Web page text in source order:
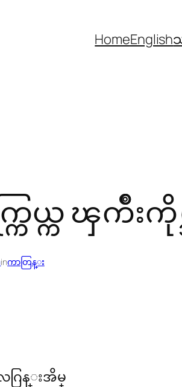
HomeEnglish
ြယ္က ၾကိဳး
inကာတြန္း
ဂြန္းအိမ္